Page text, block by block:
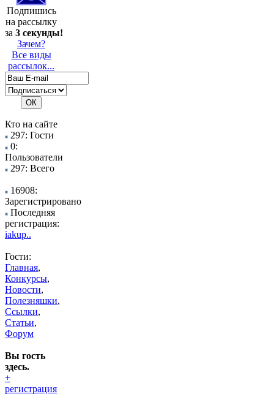
Подпишись
на рассылку
за 3 секунды!
Зачем?
Все виды
рассылок...
Кто на сайте
297: Гости
0:
Пользователи
297: Всего
16908:
Зарегистрировано
Последняя
регистрация:
iakup..
Гости:
Главная,
Конкурсы,
Новости,
Полезняшки,
Ссылки,
Статьи,
Форум
Вы гость
здесь.
+
регистрация